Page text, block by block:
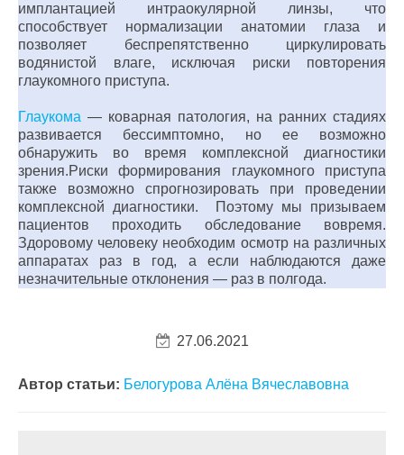
имплантацией интраокулярной линзы, что
способствует нормализации анатомии глаза и
позволяет беспрепятственно циркулировать
водянистой влаге, исключая риски повторения
глаукомного приступа.
Глаукома — коварная патология, на ранних стадиях
развивается бессимптомно, но ее возможно
обнаружить во время комплексной диагностики
зрения.Риски формирования глаукомного приступа
также возможно спрогнозировать при проведении
комплексной диагностики. Поэтому мы призываем
пациентов проходить обследование вовремя.
Здоровому человеку необходим осмотр на различных
аппаратах раз в год, а если наблюдаются даже
незначительные отклонения — раз в полгода.
27.06.2021
Автор статьи: Белогурова Алёна Вячеславовна